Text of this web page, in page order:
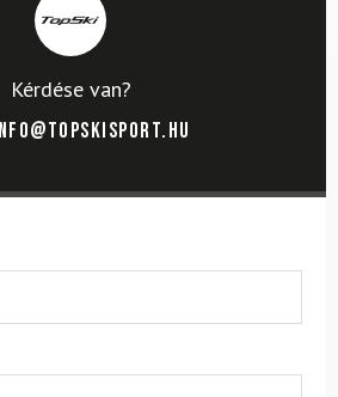
Kérdése van?
info@topskisport.hu